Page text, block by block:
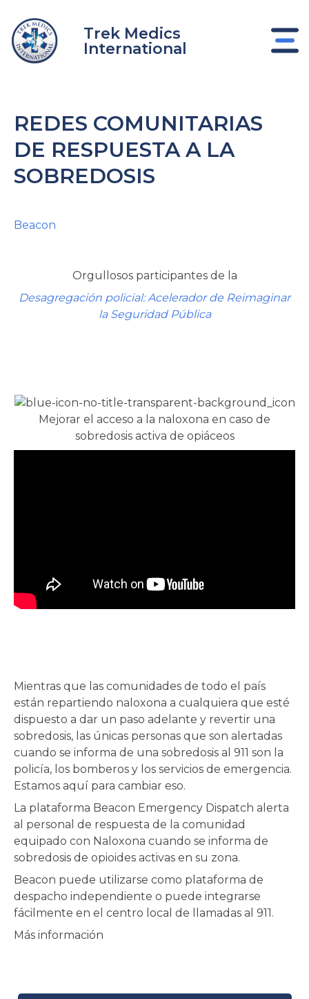
contenido
Trek Medics
International
REDES COMUNITARIAS
DE RESPUESTA A LA
SOBREDOSIS
Beacon
Orgullosos participantes de la
Desagregación policial: Acelerador de Reimaginar
la Seguridad Pública
Mejorar el acceso a la naloxona en caso de
sobredosis activa de opiáceos
Mientras que las comunidades de todo el país
están repartiendo naloxona a cualquiera que esté
dispuesto a dar un paso adelante y revertir una
sobredosis, las únicas personas que son alertadas
cuando se informa de una sobredosis al 911 son la
policía, los bomberos y los servicios de emergencia.
Estamos aquí para cambiar eso.
La plataforma Beacon Emergency Dispatch alerta
al personal de respuesta de la comunidad
equipado con Naloxona cuando se informa de
sobredosis de opioides activas en su zona.
Beacon puede utilizarse como plataforma de
despacho independiente o puede integrarse
fácilmente en el centro local de llamadas al 911.
Más información